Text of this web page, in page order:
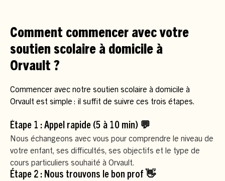
Comment commencer avec votre
soutien scolaire à domicile à
Orvault ?
Commencer avec notre soutien scolaire à domicile à
Orvault est simple : il suffit de suivre ces trois étapes.
Étape 1 : Appel rapide (5 à 10 min) 💬
Nous échangeons avec vous pour comprendre le niveau de
votre enfant, ses difficultés, ses objectifs et le type de
cours particuliers souhaité à Orvault.
Étape 2 : Nous trouvons le bon prof 👋